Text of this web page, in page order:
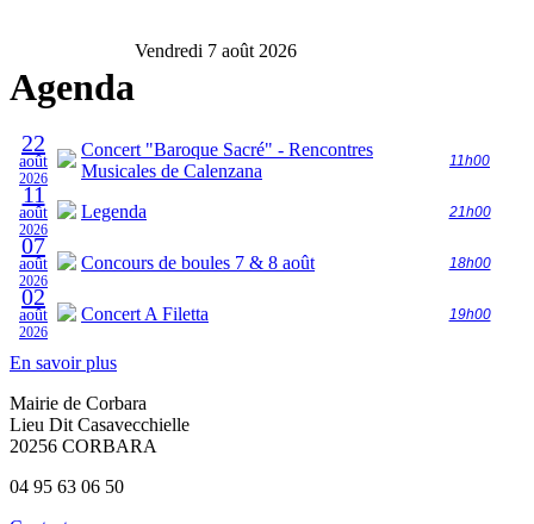
Agenda
Vendredi 7 août 2026
22
août
2026
Concert "Baroque Sacré" - Rencontres
Musicales de Calenzana
11h00
11
août
2026
Legenda 21h00
07
août
2026
Concours de boules 7 & 8 août 18h00
02
août
2026
Concert A Filetta 19h00
En savoir plus
Mairie de Corbara
Lieu Dit Casavecchielle
20256 CORBARA
04 95 63 06 50